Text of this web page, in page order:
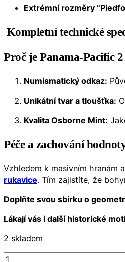
Extrémní rozměry
Kompletní technické
Proč je Panama-Pacific
Numismatický odkaz:
Unikátní tvar a tloušťka:
Kvalita Osborne Mint:
Péče a zachování
Vzhledem k masivním hranám
rukavice. Tím zajistíte, že
Doplňte svou sbírku o
Lákají vás i další historické
2 skladem
Stříbrná